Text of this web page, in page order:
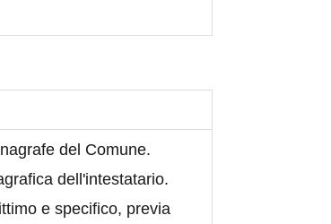
del Comune.
dell'intestatario.
e specifico, previa